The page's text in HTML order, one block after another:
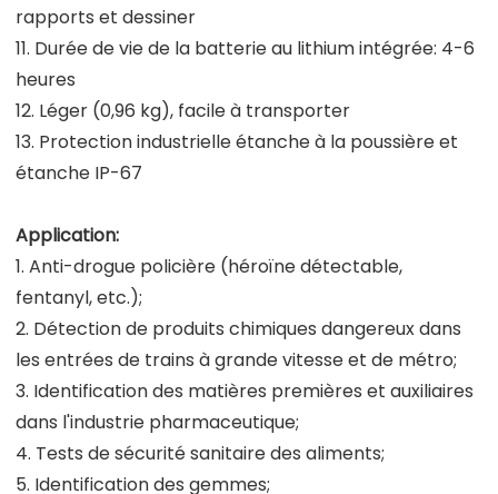
rapports et dessiner
11. Durée de vie de la batterie au lithium intégrée: 4-6
heures
12. Léger (0,96 kg), facile à transporter
13. Protection industrielle étanche à la poussière et
étanche IP-67
Application:
1. Anti-drogue policière (héroïne détectable,
fentanyl, etc.);
2. Détection de produits chimiques dangereux dans
les entrées de trains à grande vitesse et de métro;
3. Identification des matières premières et auxiliaires
dans l'industrie pharmaceutique;
4. Tests de sécurité sanitaire des aliments;
5. Identification des gemmes;